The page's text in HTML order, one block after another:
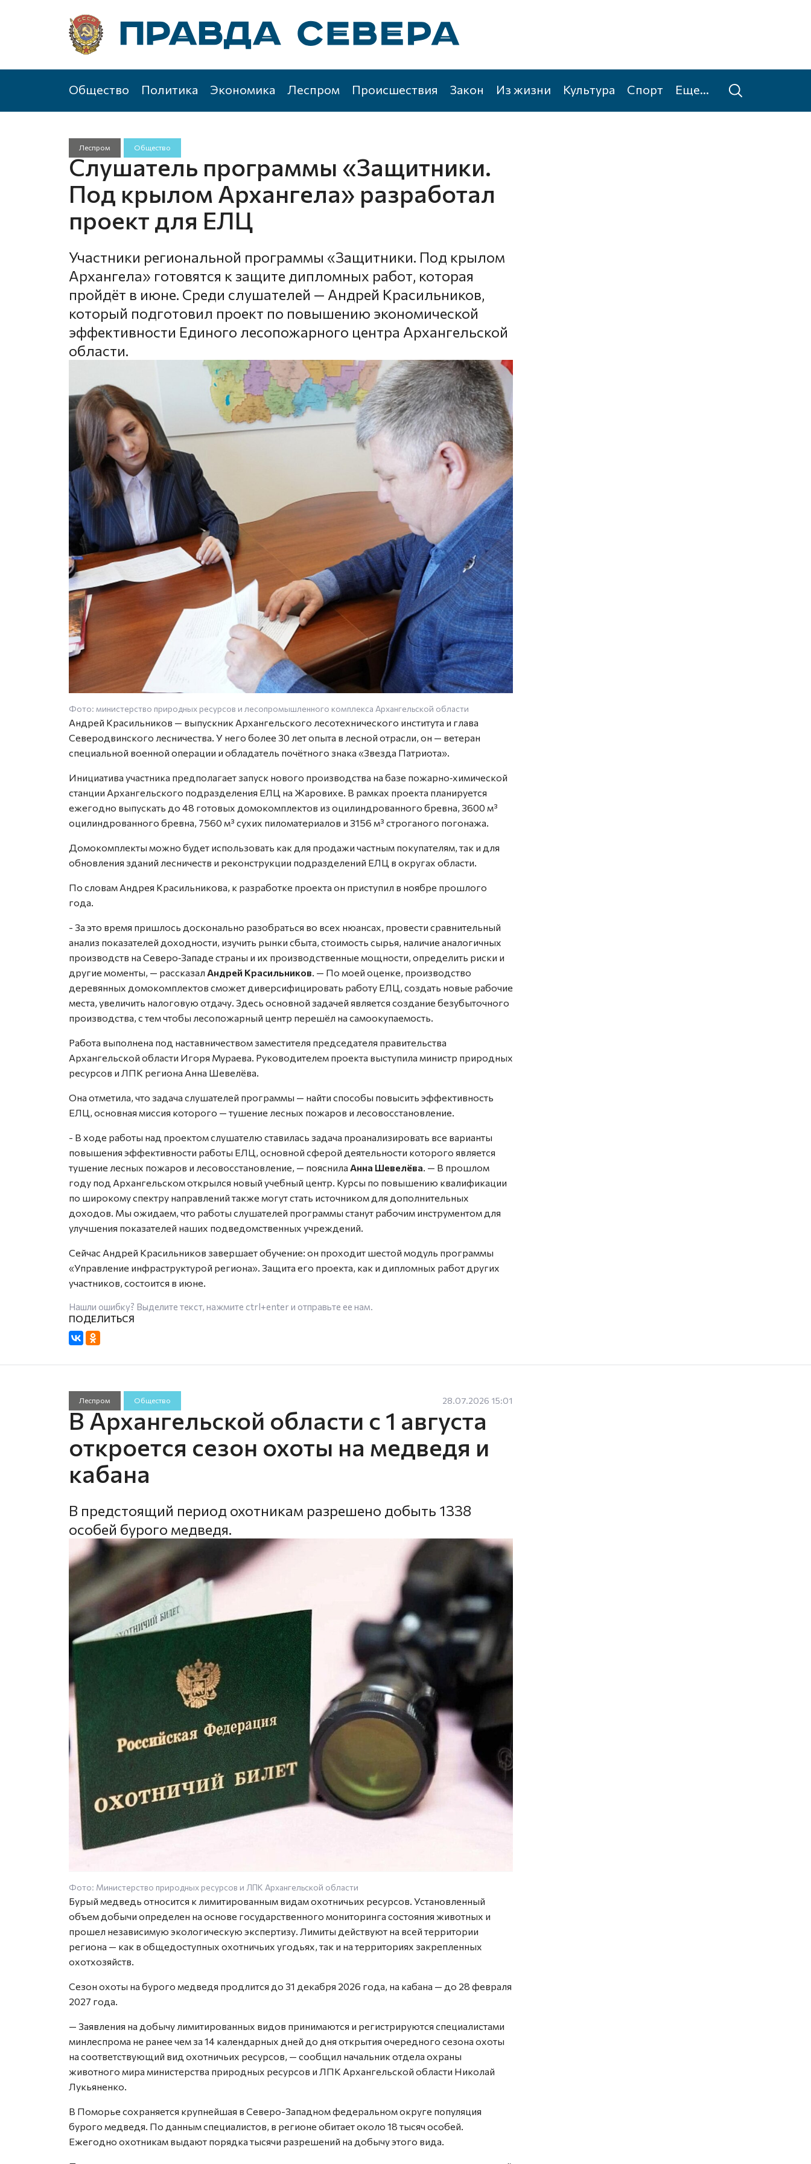
Общество Политика Экономика Леспром Происшествия Закон Из жизни Культура Спорт Еще...
Леспром Общество
Слушатель программы «Защитники.
Под крылом Архангела» разработал
проект для ЕЛЦ
Участники региональной программы «Защитники. Под крылом
Архангела» готовятся к защите дипломных работ, которая
пройдёт в июне. Среди слушателей — Андрей Красильников,
который подготовил проект по повышению экономической
эффективности Единого лесопожарного центра Архангельской
области.
Фото: министерство природных ресурсов и лесопромышленного комплекса Архангельской области
Андрей Красильников — выпускник Архангельского лесотехнического института и глава
Северодвинского лесничества. У него более 30 лет опыта в лесной отрасли, он — ветеран
специальной военной операции и обладатель почётного знака «Звезда Патриота».
Инициатива участника предполагает запуск нового производства на базе пожарно‑химической
станции Архангельского подразделения ЕЛЦ на Жаровихе. В рамках проекта планируется
ежегодно выпускать до 48 готовых домокомплектов из оцилиндрованного бревна, 3600 м³
оцилиндрованного бревна, 7560 м³ сухих пиломатериалов и 3156 м³ строганого погонажа.
Домокомплекты можно будет использовать как для продажи частным покупателям, так и для
обновления зданий лесничеств и реконструкции подразделений ЕЛЦ в округах области.
По словам Андрея Красильникова, к разработке проекта он приступил в ноябре прошлого
года.
- За это время пришлось досконально разобраться во всех нюансах, провести сравнительный
анализ показателей доходности, изучить рынки сбыта, стоимость сырья, наличие аналогичных
производств на Северо‑Западе страны и их производственные мощности, определить риски и
другие моменты, — рассказал Андрей Красильников. — По моей оценке, производство
деревянных домокомплектов сможет диверсифицировать работу ЕЛЦ, создать новые рабочие
места, увеличить налоговую отдачу. Здесь основной задачей является создание безубыточного
производства, с тем чтобы лесопожарный центр перешёл на самоокупаемость.
Работа выполнена под наставничеством заместителя председателя правительства
Архангельской области Игоря Мураева. Руководителем проекта выступила министр природных
ресурсов и ЛПК региона Анна Шевелёва.
Она отметила, что задача слушателей программы — найти способы повысить эффективность
ЕЛЦ, основная миссия которого — тушение лесных пожаров и лесовосстановление.
- В ходе работы над проектом слушателю ставилась задача проанализировать все варианты
повышения эффективности работы ЕЛЦ, основной сферой деятельности которого является
тушение лесных пожаров и лесовосстановление, — пояснила Анна Шевелёва. — В прошлом
году под Архангельском открылся новый учебный центр. Курсы по повышению квалификации
по широкому спектру направлений также могут стать источником для дополнительных
доходов. Мы ожидаем, что работы слушателей программы станут рабочим инструментом для
улучшения показателей наших подведомственных учреждений.
Сейчас Андрей Красильников завершает обучение: он проходит шестой модуль программы
«Управление инфраструктурой региона». Защита его проекта, как и дипломных работ других
участников, состоится в июне.
Нашли ошибку? Выделите текст, нажмите ctrl+enterи отправьте ее нам.
Леспром Общество 28.07.2026 15:01
В Архангельской области с 1 августа
откроется сезон охоты на медведя и
кабана
В предстоящий период охотникам разрешено добыть 1338
особей бурого медведя.
Фото: Министерство природных ресурсов и ЛПК Архангельской области
Бурый медведь относится к лимитированным видам охотничьих ресурсов. Установленный
объем добычи определен на основе государственного мониторинга состояния животных и
прошел независимую экологическую экспертизу. Лимиты действуют на всей территории
региона — как в общедоступных охотничьих угодьях, так и на территориях закрепленных
охотхозяйств.
Сезон охоты на бурого медведя продлится до 31 декабря 2026 года, на кабана — до 28 февраля
2027 года.
— Заявления на добычу лимитированных видов принимаются и регистрируются специалистами
минлеспрома не ранее чем за 14 календарных дней до дня открытия очередного сезона охоты
на соответствующий вид охотничьих ресурсов, — сообщил начальник отдела охраны
животного мира министерства природных ресурсов и ЛПК Архангельской области Николай
Лукьяненко.
В Поморье сохраняется крупнейшая в Северо-Западном федеральном округе популяция
бурого медведя. По данным специалистов, в регионе обитает около 18 тысяч особей.
Ежегодно охотникам выдают порядка тысячи разрешений на добычу этого вида.